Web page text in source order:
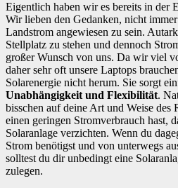
Eigentlich haben wir es bereits in der
Wir lieben den Gedanken, nicht
Landstrom angewiesen zu sein.
Stellplatz zu stehen und dennoch
großer Wunsch von uns. Da wir viel
daher sehr oft unsere Laptops
Solarenergie nicht herum. Sie sorgt
Unabhängigkeit und Flexibilität.
bisschen auf deine Art und Weise des
einen geringen Stromverbrauch hast,
Solaranlage verzichten. Wenn du
Strom benötigst und von unterwegs
solltest du dir unbedingt eine
zulegen.